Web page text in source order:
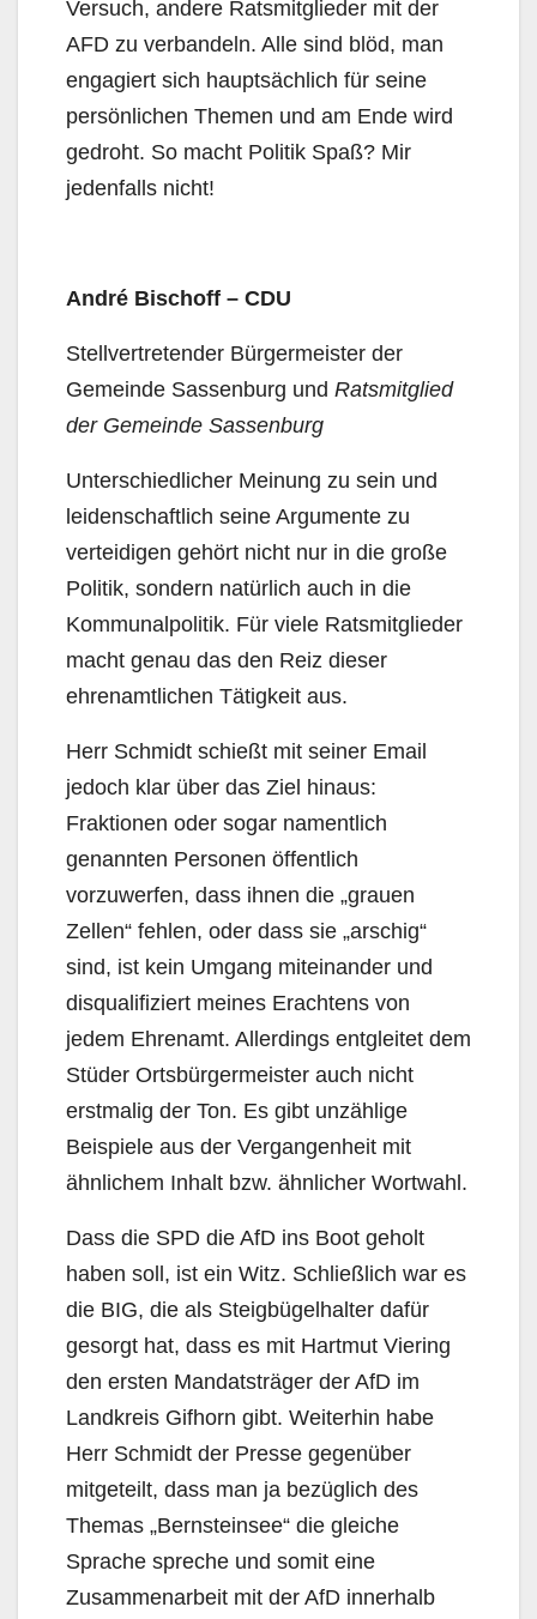
Versuch, andere Ratsmitglieder mit der
AFD zu verbandeln. Alle sind blöd, man
engagiert sich hauptsächlich für seine
persönlichen Themen und am Ende wird
gedroht. So macht Politik Spaß? Mir
jedenfalls nicht!
André Bischoff – CDU
Stellvertretender Bürgermeister der
Gemeinde Sassenburg und Ratsmitglied
der Gemeinde Sassenburg
Unterschiedlicher Meinung zu sein und
leidenschaftlich seine Argumente zu
verteidigen gehört nicht nur in die große
Politik, sondern natürlich auch in die
Kommunalpolitik. Für viele Ratsmitglieder
macht genau das den Reiz dieser
ehrenamtlichen Tätigkeit aus.
Herr Schmidt schießt mit seiner Email
jedoch klar über das Ziel hinaus:
Fraktionen oder sogar namentlich
genannten Personen öffentlich
vorzuwerfen, dass ihnen die „grauen
Zellen“ fehlen, oder dass sie „arschig“
sind, ist kein Umgang miteinander und
disqualifiziert meines Erachtens von
jedem Ehrenamt. Allerdings entgleitet dem
Stüder Ortsbürgermeister auch nicht
erstmalig der Ton. Es gibt unzählige
Beispiele aus der Vergangenheit mit
ähnlichem Inhalt bzw. ähnlicher Wortwahl.
Dass die SPD die AfD ins Boot geholt
haben soll, ist ein Witz. Schließlich war es
die BIG, die als Steigbügelhalter dafür
gesorgt hat, dass es mit Hartmut Viering
den ersten Mandatsträger der AfD im
Landkreis Gifhorn gibt. Weiterhin habe
Herr Schmidt der Presse gegenüber
mitgeteilt, dass man ja bezüglich des
Themas „Bernsteinsee“ die gleiche
Sprache spreche und somit eine
Zusammenarbeit mit der AfD innerhalb